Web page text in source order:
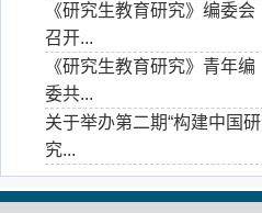
《研究生教育研究》编委会
召开...
《研究生教育研究》青年编
委共...
关于举办第二期“构建中国研
究...